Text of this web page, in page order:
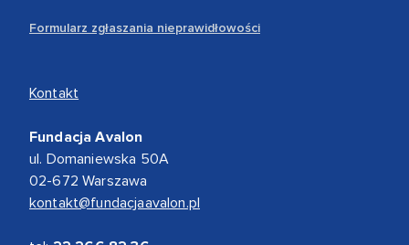
Formularz zgłaszania nieprawidłowości
Kontakt
Fundacja Avalon
ul. Domaniewska 50A
02-672 Warszawa
kontakt@fundacjaavalon.pl